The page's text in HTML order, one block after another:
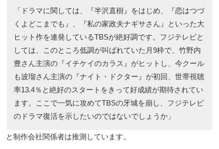
「ドラマに関しては、『半沢直樹』をはじめ、『恋はつづ
くよどこまでも』、『私の家政夫ナギサさん』といった大
ヒット作を連発しているTBSが絶好調です。フジテレビと
しては、このところ低調が叫ばれていた月9枠で、竹野内
豊さん主演の『イチケイのカラス』がヒットし、今クール
も波瑠さん主演の『ナイト・ドクター』が初回、世帯視聴
率13.4％と絶好のスタートをきって好成績が期待されてい
ます。ここで一気に攻めてTBSの牙城を崩し、フジテレビ
のドラマ復活を示したいのではないでしょうか」
と制作会社関係者は推測しています。